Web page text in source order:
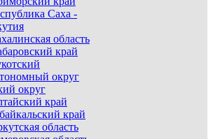
Саха -
область
край
округ
округ
край
край
область